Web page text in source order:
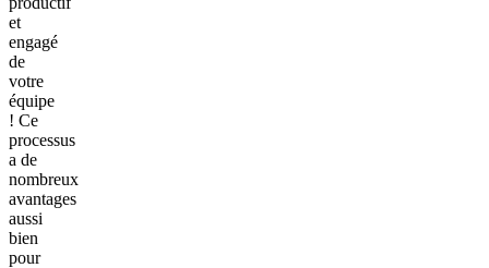
et
engagé
de
votre
équipe
! Ce
processus
a de
nombreux
avantages
aussi
bien
pour